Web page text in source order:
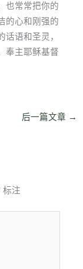
也常常把你的
的心和刚强的
话语和圣灵，
奉主耶稣基督
后一篇文章 →
标注